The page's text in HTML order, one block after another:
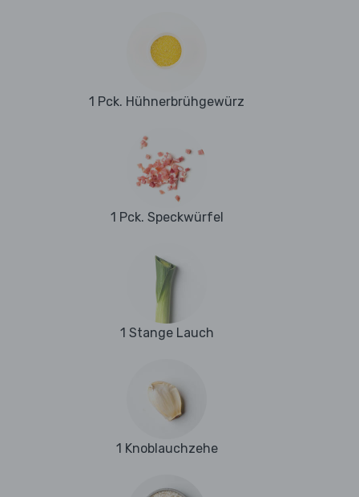
1 Pck. Hühnerbrühgewürz
1 Pck. Speckwürfel
1 Stange Lauch
1 Knoblauchzehe